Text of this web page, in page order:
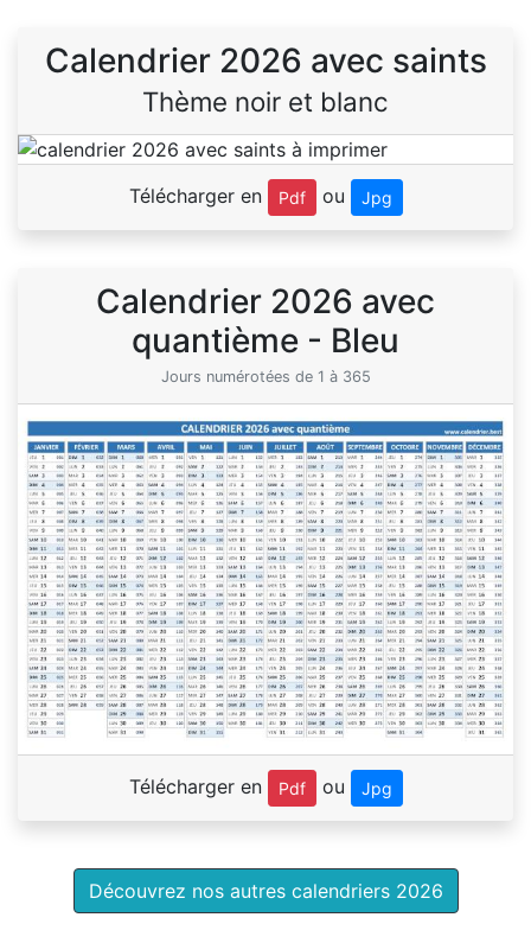
Calendrier 2026 avec saints
Thème noir et blanc
Télécharger en Pdf ou Jpg
Calendrier 2026 avec
quantième - Bleu
Jours numérotées de 1 à 365
Télécharger en Pdf ou Jpg
Découvrez nos autres calendriers 2026